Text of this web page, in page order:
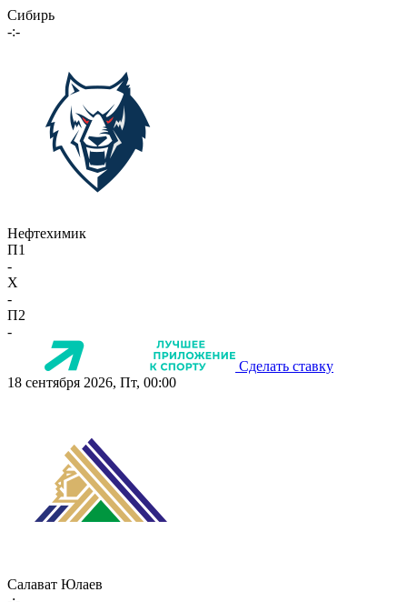
Сибирь
-:-
Нефтехимик
П1
-
X
-
П2
-
Сделать ставку
18 сентября 2026, Пт, 00:00
Салават Юлаев